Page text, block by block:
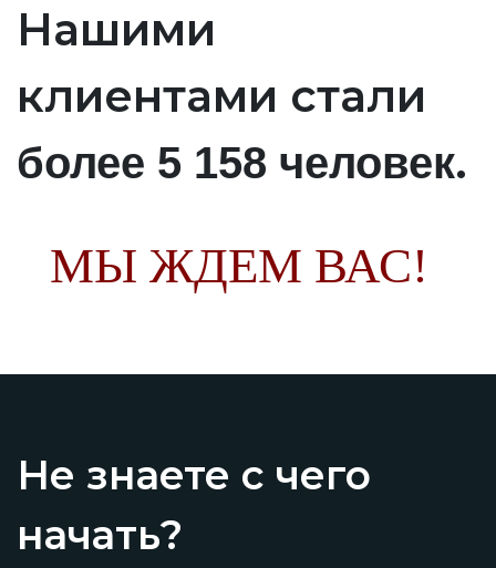
Нашими
клиентами стали
более 5 158 человек.
МЫ ЖДЕМ ВАС!
Не знаете с чего
начать?